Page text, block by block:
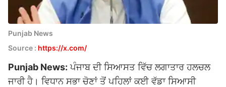
Punjab News
Source : https://x.com/
Punjab News: ਪੰਜਾਬ ਦੀ ਸਿਆਸਤ ਵਿੱਚ ਲਗਾਤਾਰ ਹਲਚਲ
ਜਾਰੀ ਹੈ। ਵਿਧਾਨ ਸਭਾ ਚੋਣਾਂ ਤੋਂ ਪਹਿਲਾਂ ਕਈ ਵੱਡਾ ਸਿਆਸੀ